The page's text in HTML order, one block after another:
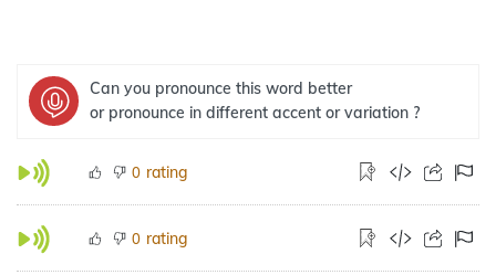
Can you pronounce this word better
or pronounce in different accent or variation ?
0 rating
0 rating